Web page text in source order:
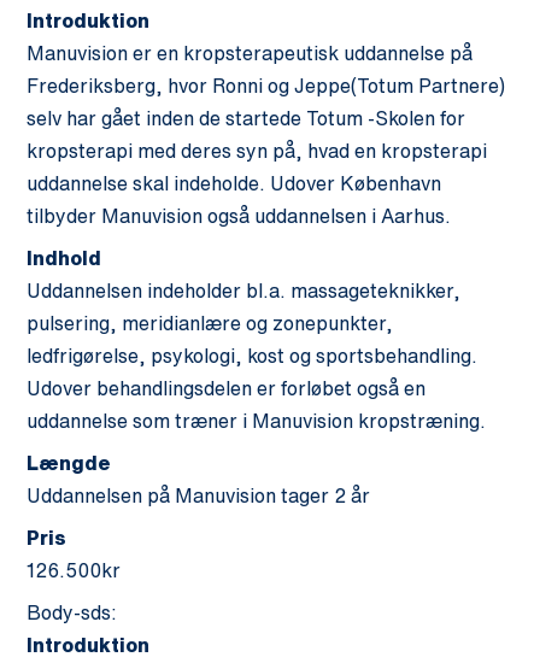
Introduktion
Manuvision er en kropsterapeutisk uddannelse på
Frederiksberg, hvor Ronni og Jeppe(Totum Partnere)
selv har gået inden de startede Totum -Skolen for
kropsterapi med deres syn på, hvad en kropsterapi
uddannelse skal indeholde. Udover København
tilbyder Manuvision også uddannelsen i Aarhus.
Indhold
Uddannelsen indeholder bl.a. massageteknikker,
pulsering, meridianlære og zonepunkter,
ledfrigørelse, psykologi, kost og sportsbehandling.
Udover behandlingsdelen er forløbet også en
uddannelse som træner i Manuvision kropstræning.
Længde
Uddannelsen på Manuvision tager 2 år
Pris
126.500kr
Body-sds:
Introduktion